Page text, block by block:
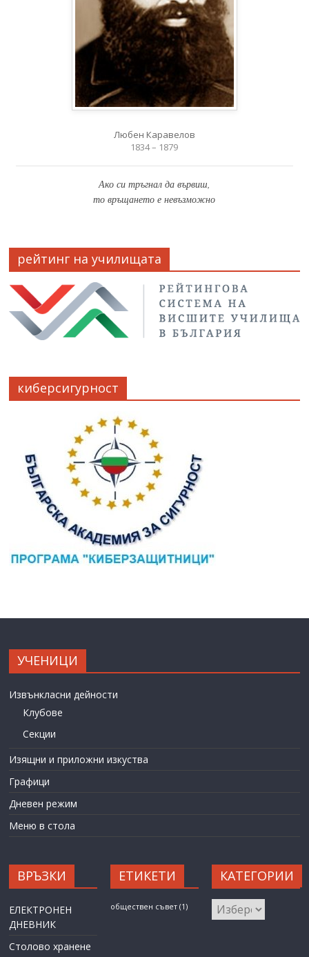
Любен Каравелов
1834 – 1879
Ако си тръгнал да вървиш,
то връщането е невъзможно
рейтинг на училищата
киберсигурност
УЧЕНИЦИ
Извънкласни дейности
Клубове
Секции
Изящни и приложни изкуства
Графици
Дневен режим
Меню в стола
ВРЪЗКИ
ЕЛЕКТРОНЕН
ДНЕВНИК
Столово хранене
ЕТИКЕТИ
обществен съвет (1)
КАТЕГОРИИ
КАТЕГОРИИ